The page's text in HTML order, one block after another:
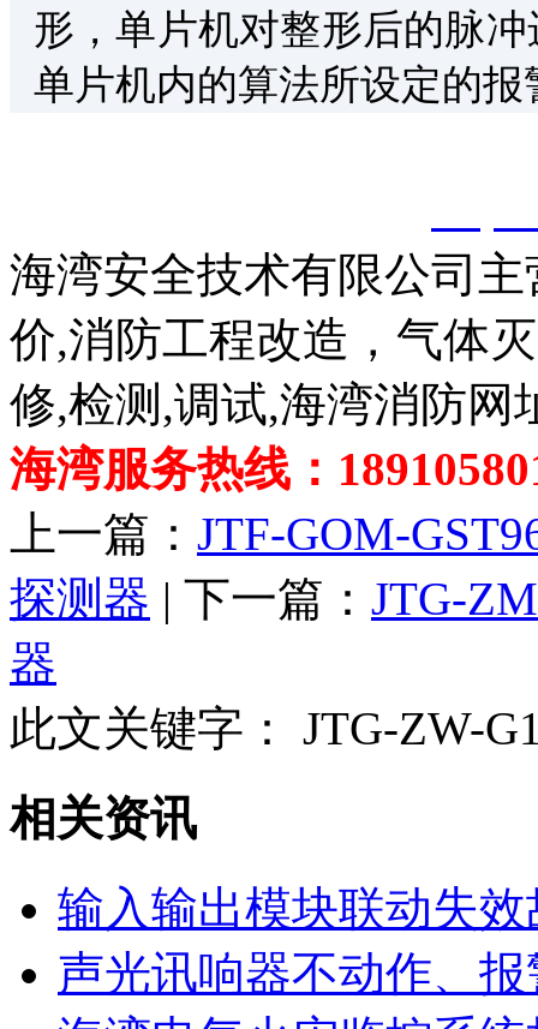
形，单片机对整形后的脉
单片机内的算法所设定的
海湾安全技术有限公司
价,消防工程改造，气体
修,检测,调试,海湾消防网
海湾服务热线：
上一篇： JTF-GOM-
探测器 | 下一篇： JTG-
器
此文关键字：
JTG-ZW-
相关资讯
输入输出模块联动失效
声光讯响器不动作、